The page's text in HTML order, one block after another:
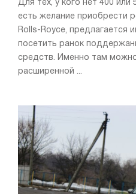
Для тех, у кого нет 400 или
есть желание приобрести
Rolls-Royce, предлагается
посетить ранок
средств. Именно там
расширенной ...